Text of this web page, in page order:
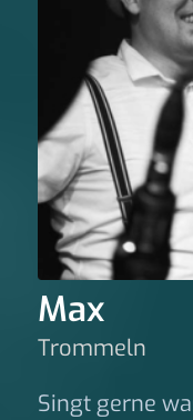
Max
Trommeln
Singt gerne